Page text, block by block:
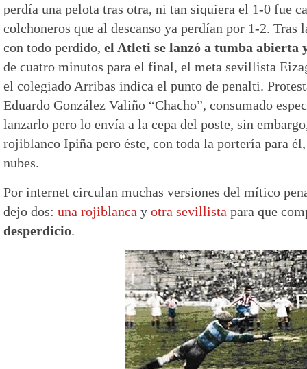
perdía una pelota tras otra, ni tan siquiera el 1-0 fue
colchoneros que al descanso ya perdían por 1-2. Tras
con todo perdido, el Atleti se lanzó a tumba abierta
de cuatro minutos para el final, el meta sevillista
el colegiado Arribas indica el punto de penalti.
Eduardo González Valiño “Chacho”, consumado
lanzarlo pero lo envía a la cepa del poste, sin
rojiblanco Ipiña pero éste, con toda la portería para
nubes.
Por internet circulan muchas versiones del mítico
dejo dos: una rojiblanca y otra sevillista para que
desperdicio.